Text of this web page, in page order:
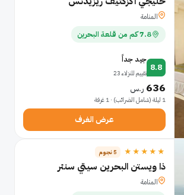
المنامة
7.8 كم من قلعة البحرين
8.8
جيد جداً
تقييم للنزلاء 23
636 ر.س
1 ليلة (شامل الضرائب) · 1 غرفة
عرض الغرف
★★★★★ 5 نجوم
ذا ويستن البحرين سيتي سنتر
المنامة